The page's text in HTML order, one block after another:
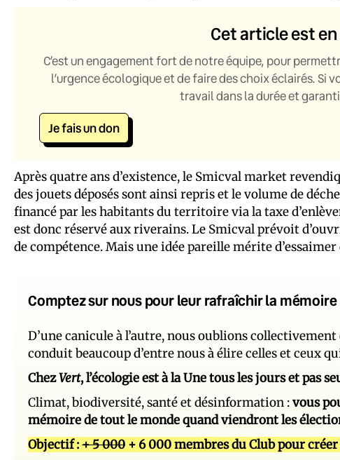
Cet article est
C’est un engagement fort de notre équipe, pour
l’urgence écologique et de faire des choix éclairés. Si
travail dans la durée et
Je fais un don
Après quatre ans d’existence, le Smicval market
des jouets déposés sont ainsi repris et le volume de
financé par les habitants du territoire via la taxe
est donc réservé aux riverains. Le Smicval prévoit
de compétence. Mais une idée pareille mérite d’essaimer
Comptez sur nous pour leur rafraîchir la mémoire
D’une canicule à l’autre, nous oublions
conduit beaucoup d’entre nous à élire celles et ceux
ChezVert, l’écologie est à la Une tous les jours et pas
Climat, biodiversité, santé et désinformation :vous
mémoire de tout le monde quand viendront les
Objectif :+ 5 000 + 6 000 membres du Club pour